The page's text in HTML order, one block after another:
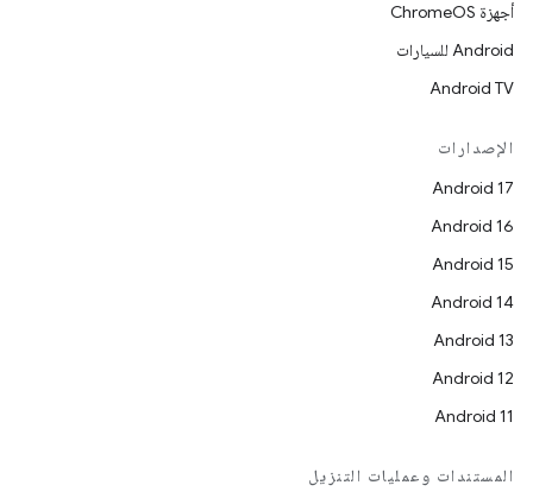
أجهزة ChromeOS
Android للسيارات
Android TV
الإصدارات
Android 17
Android 16
Android 15
Android 14
Android 13
Android 12
Android 11
المستندات وعمليات التنزيل